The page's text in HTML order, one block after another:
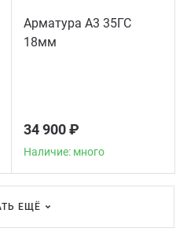
Арматура А3 35ГС
18мм
34 900 ₽
Наличие: много
ЕЩЁ